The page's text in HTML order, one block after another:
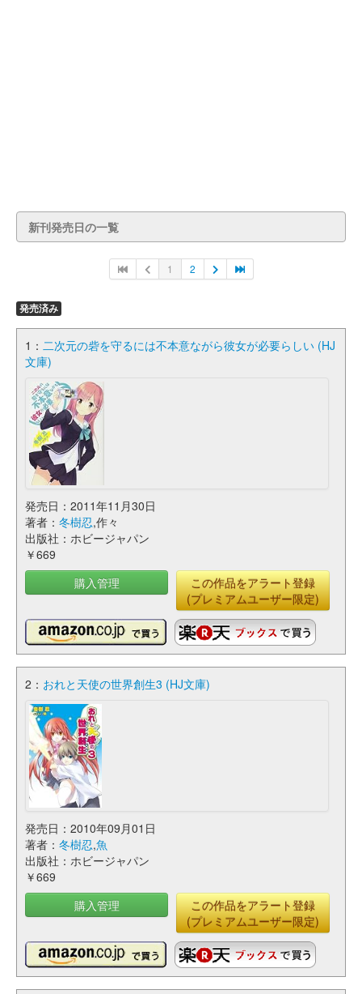
新刊発売日の一覧
1 2
発売済み
1： 二次元の砦を守るには不本意ながら彼女が必要らしい (HJ
文庫)
発売日：2011年11月30日
著者： 冬樹忍,作々
出版社：ホビージャパン
￥669
購入管理
この作品をアラート登録
(プレミアムユーザー限定)
2： おれと天使の世界創生3 (HJ文庫)
発売日：2010年09月01日
著者： 冬樹忍,魚
出版社：ホビージャパン
￥669
購入管理
この作品をアラート登録
(プレミアムユーザー限定)